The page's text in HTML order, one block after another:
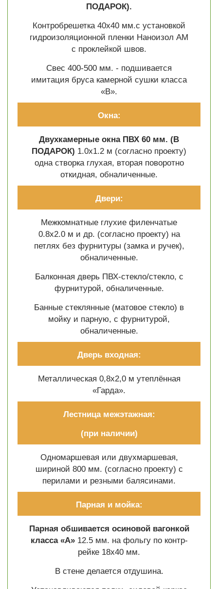
ПОДАРОК).
Контробрешетка 40х40 мм.с установкой
гидроизоляционной пленки Наноизол АМ
с проклейкой швов.
Свес 400-500 мм. - подшивается
имитация бруса камерной сушки класса
«В».
Окна:
Двухкамерные окна ПВХ 60 мм. (В
ПОДАРОК) 1.0х1.2 м (согласно проекту)
одна створка глухая, вторая поворотно
откидная, обналиченные.
Двери:
Межкомнатные глухие филенчатые
0.8х2.0 м и др. (согласно проекту) на
петлях без фурнитуры (замка и ручек),
обналиченные.
Балконная дверь ПВХ-стекло/стекло, с
фурнитурой, обналиченные.
Банные стеклянные (матовое стекло) в
мойку и парную, с фурнитурой,
обналиченные.
Дверь входная:
Металлическая 0,8х2,0 м утеплённая
«Гарда».
Лестница межэтажная:
(при наличии)
Одномаршевая или двухмаршевая,
шириной 800 мм. (согласно проекту) с
перилами и резными балясинами.
Парная и мойка:
Парная обшивается осиновой вагонкой
класса «А»12.5 мм. на фольгу по контр-
рейке 18х40 мм.
В стене делается отдушина.